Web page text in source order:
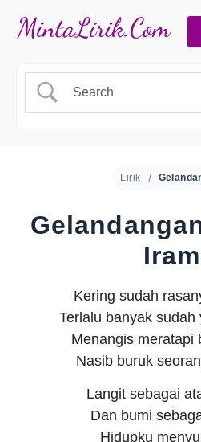
Lirik
Kering sudah
Terlalu banyak sudah
Menangis meratapi
Nasib buruk
Langit sebagai
Dan bumi
Hidupku